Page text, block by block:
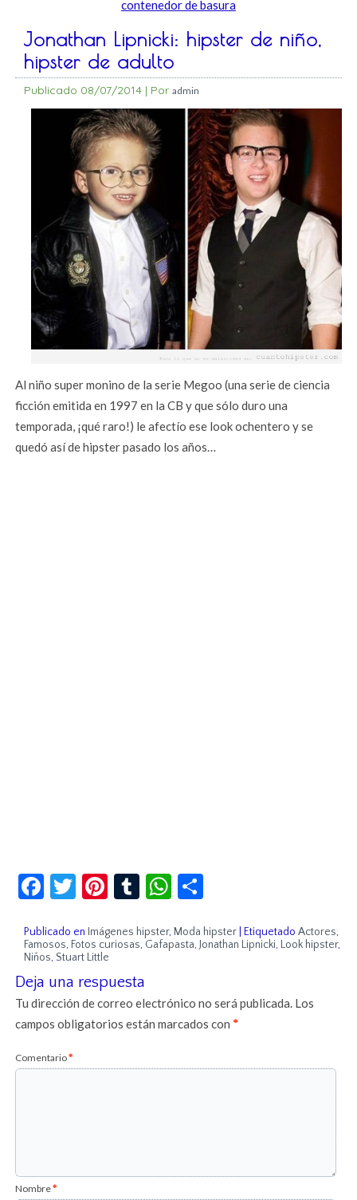
contenedor de basura
Jonathan Lipnicki: hipster de niño,
hipster de adulto
Publicado 08/07/2014 | Por admin
Al niño super monino de la serie Megoo (una serie de ciencia
ficción emitida en 1997 en la CB y que sólo duro una
temporada, ¡qué raro!) le afectío ese look ochentero y se
quedó así de hipster pasado los años…
Facebook
Twitter
Pinterest
TumblrWhatsApp
Publicado en Imágenes hipster, Moda hipster |Etiquetado Actores,
Famosos, Fotos curiosas, Gafapasta,Jonathan Lipnicki, Look hipster,
Niños, Stuart Little
Deja una respuesta
Tu dirección de correo electrónico no será publicada. Los
campos obligatorios están marcados con*
Comentario*
Nombre*